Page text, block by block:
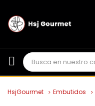
HsjGourmet Embutidos